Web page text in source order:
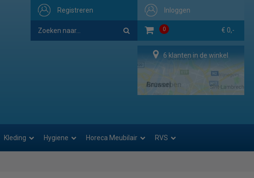
Inloggen
0 € 0,-
Registreren
6 klanten in de winkel
Kleding Hygiene Horeca Meubilair RVS